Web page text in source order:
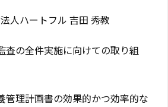
トフル 吉田 秀教
の全件実施に向けての取り組
書の効果的かつ効率的な